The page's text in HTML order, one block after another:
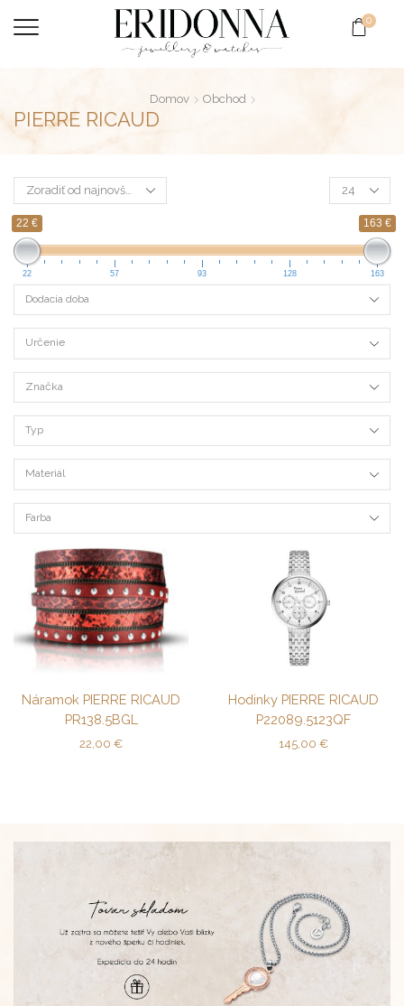
0
Domov Obchod
PIERRE RICAUD
22 € 163 €
22 57 93 128 163
Dodacia doba
Určenie
Značka
Typ
Materiál
Farba
Náramok PIERRE RICAUD
PR138.5BGL
22,00 €
Hodinky PIERRE RICAUD
P22089.5123QF
145,00 €